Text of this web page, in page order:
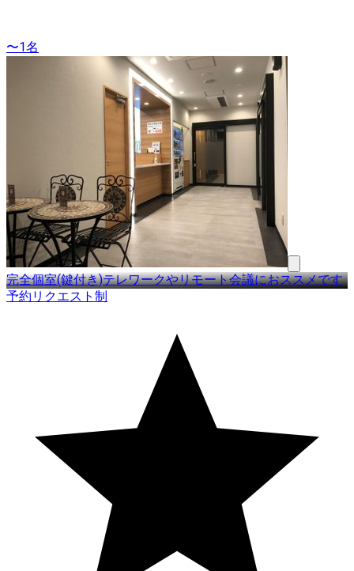
〜1名
完全個室(鍵付き)テレワークやリモート会議におススメです
予約リクエスト制